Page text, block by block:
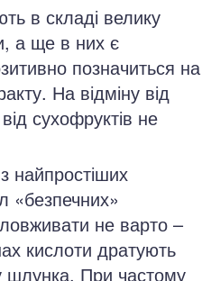
в складі велику
а ще в них є
позначиться на
На відміну від
сухофруктів не
найпростіших
«безпечних»
не варто –
кислоти дратують
шлунка. При частому